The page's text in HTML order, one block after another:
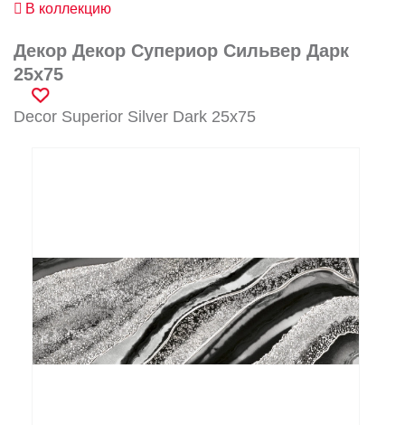
Контакты
+7 (495) 532-06-30 internet@kdv.ru
В коллекцию
Декор Декор Супериор Сильвер Дарк
25x75
Decor Superior Silver Dark 25x75